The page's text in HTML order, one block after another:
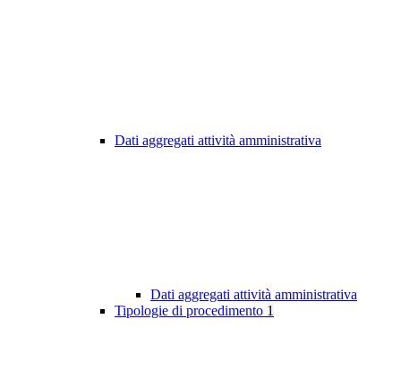
Dati aggregati attività amministrativa
Dati aggregati attività amministrativa
Tipologie di procedimento 1